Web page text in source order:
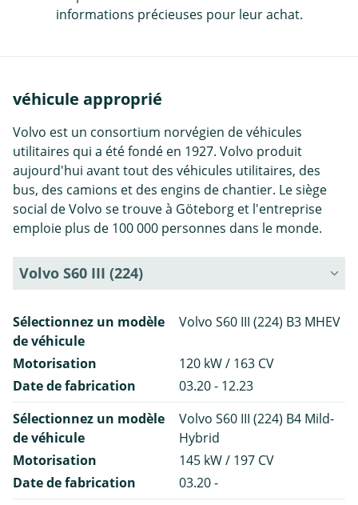
informations précieuses pour leur achat.
véhicule approprié
Volvo est un consortium norvégien de véhicules
utilitaires qui a été fondé en 1927. Volvo produit
aujourd'hui avant tout des véhicules utilitaires, des
bus, des camions et des engins de chantier. Le siège
social de Volvo se trouve à Göteborg et l'entreprise
emploie plus de 100 000 personnes dans le monde.
Volvo S60 III (224)
Sélectionnez un modèle
de véhicule
Volvo S60 III (224) B3 MHEV
Motorisation
120 kW / 163 CV
Date de fabrication
03.20 - 12.23
Sélectionnez un modèle
de véhicule
Volvo S60 III (224) B4 Mild-
Hybrid
Motorisation
145 kW / 197 CV
Date de fabrication
03.20 -